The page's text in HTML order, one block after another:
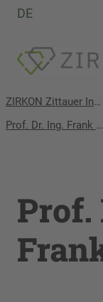
DE
ZIRKON Zittauer Institut für Verfahrensentwicklung, Kreislaufwirtschaft, Oberflächentechnik, Naturstoffforschung
Prof. Dr. Ing. Frank Hentschel
Prof.